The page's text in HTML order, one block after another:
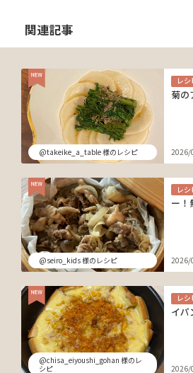
関連記事
@takeike_a_table 様のレシピ
レシ
菊の
2026/
@seiro_kids 様のレシピ
レシ
ー！
2026/
@chisa_eiyoushi_gohan 様のレ
シピ
レシ
イパ
2026/